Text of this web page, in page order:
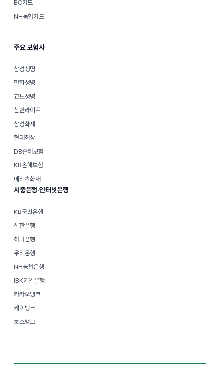
BC카드
NH농협카드
주요 보험사
삼성생명
한화생명
교보생명
신한라이프
삼성화재
현대해상
DB손해보험
KB손해보험
메리츠화재
시중은행·인터넷은행
KB국민은행
신한은행
하나은행
우리은행
NH농협은행
IBK기업은행
카카오뱅크
케이뱅크
토스뱅크